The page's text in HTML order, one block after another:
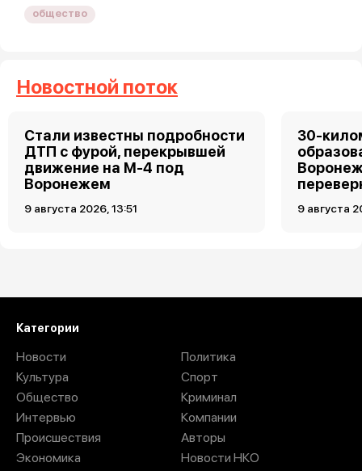
общество
Новостной поток
Стали известны подробности
ДТП с фурой, перекрывшей
движение на М-4 под
Воронежем
9 августа 2026, 13:51
30-
9 августа
«Один за всех — и все за
одного»: в Воронеже бойцы
сошлись стенка на стенку